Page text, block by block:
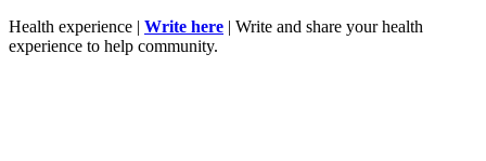
Health experience | Write here | Write and share your health
experience to help community.